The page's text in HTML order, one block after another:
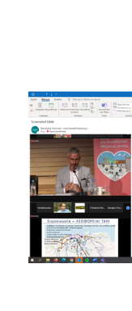
2013
2012
2011
2010
2006